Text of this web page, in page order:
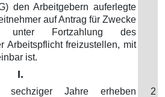
den Arbeitgebern auferlegte
auf Antrag für Zwecke
unter Fortzahlung des
Arbeitspflicht freizustellen, mit
ist.
I.
Jahre erheben
2